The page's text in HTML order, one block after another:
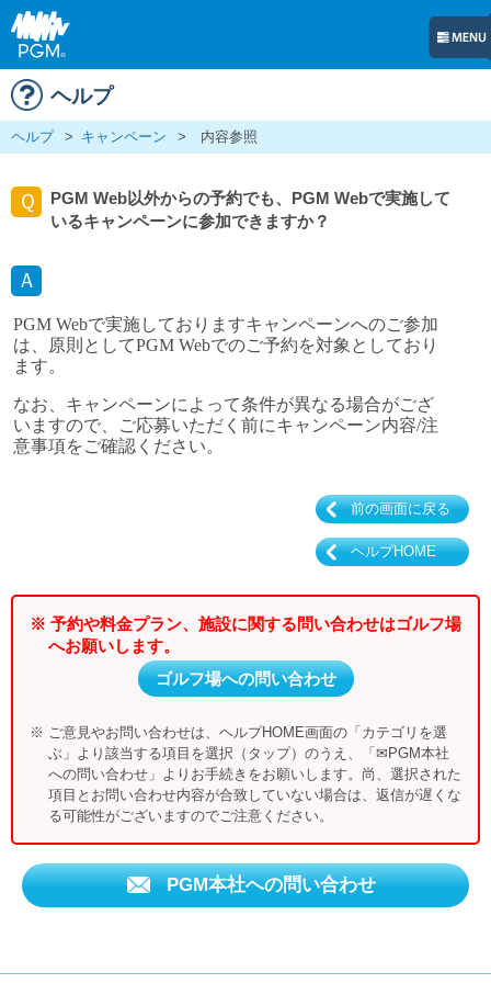
ヘルプ
ヘルプ > キャンペーン > 内容参照
Ｑ
PGM Web以外からの予約でも、PGM Webで実施して
いるキャンペーンに参加できますか？
Ａ
PGM Webで実施しておりますキャンペーンへのご参加
は、原則としてPGM Webでのご予約を対象としており
ます。
なお、キャンペーンによって条件が異なる場合がござ
いますので、ご応募いただく前にキャンペーン内容/注
意事項をご確認ください。
前の画面に戻る
ヘルプHOME
※ 予約や料金プラン、施設に関する問い合わせはゴルフ場
へお願いします。
ゴルフ場への問い合わせ
※ ご意見やお問い合わせは、ヘルプHOME画面の「カテゴリを選
ぶ」より該当する項目を選択（タップ）のうえ、「✉PGM本社
への問い合わせ」よりお手続きをお願いします。尚、選択された
項目とお問い合わせ内容が合致していない場合は、返信が遅くな
る可能性がございますのでご注意ください。
PGM本社への問い合わせ